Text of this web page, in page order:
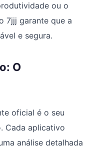
ou o
7jjj garante que a
e segura.
O
oficial é o seu
Cada aplicativo
análise detalhada